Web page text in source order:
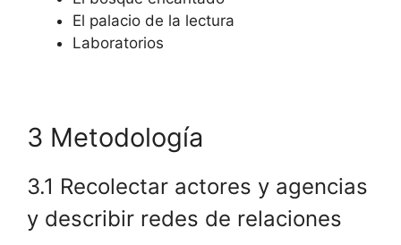
El palacio de la lectura
Laboratorios
3 Metodología
3.1 Recolectar actores y agencias
y describir redes de relaciones